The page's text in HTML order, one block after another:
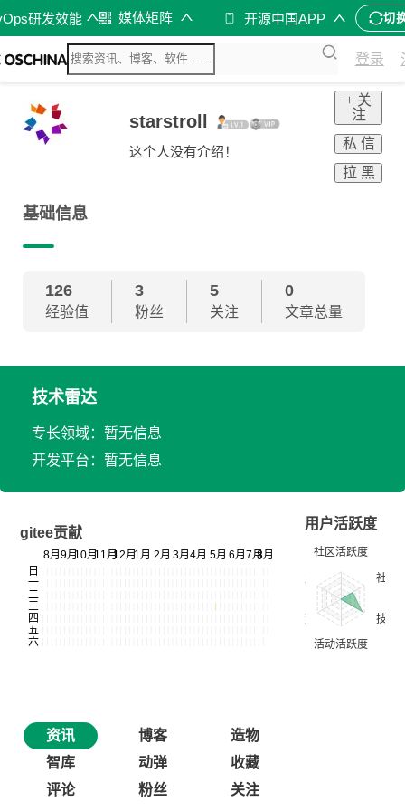
研发效能 媒体矩阵 开源中国APP 切
登录
starstroll
这个人没有介绍！
+ 关
注
私 信
拉 黑
基础信息
126
经验值
3
粉丝
5
关注
0
文章总量
技术雷达
专长领域：暂无信息
开发平台：暂无信息
gitee贡献
用户活跃度
资讯 博客
造物
智库
动弹
收藏
评论
粉丝 关注